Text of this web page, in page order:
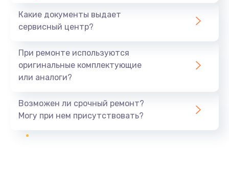
Какие документы выдает
сервисный центр?
При ремонте используются
оригинальные комплектующие
или аналоги?
Возможен ли срочный ремонт?
Могу при нем присутствовать?